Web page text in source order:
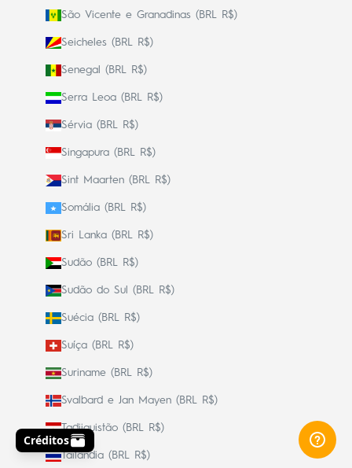
São Vicente e Granadinas (BRL R$)
Seicheles (BRL R$)
Senegal (BRL R$)
Serra Leoa (BRL R$)
Sérvia (BRL R$)
Singapura (BRL R$)
Sint Maarten (BRL R$)
Somália (BRL R$)
Sri Lanka (BRL R$)
Sudão (BRL R$)
Sudão do Sul (BRL R$)
Suécia (BRL R$)
Suíça (BRL R$)
Suriname (BRL R$)
Svalbard e Jan Mayen (BRL R$)
Tadjiquistão (BRL R$)
Tailândia (BRL R$)